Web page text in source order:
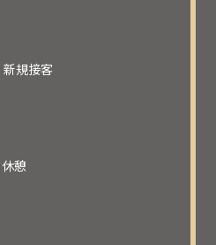
新規接客
休憩